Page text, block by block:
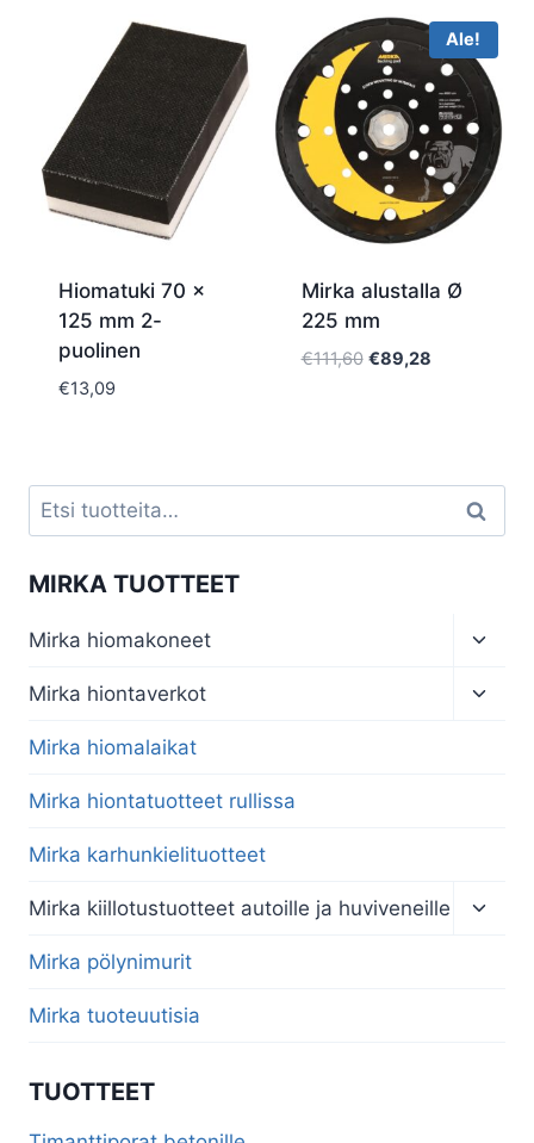
Hiomatuki 70 x
125 mm 2-
puolinen
€13,09
Ale!
Mirka alustalla Ø
225 mm
€111,60 Alkuperäinen
€89,28Nykyinen
Etsi: Haku
MIRKA TUOTTEET
Mirka hiomakoneet
menu
Mirka hiontaverkot
Mirka hiomalaikat
Mirka hiontatuotteet rullissa
Mirka karhunkielituotteet
Mirka kiillotustuotteet autoille ja huviveneille
Mirka pölynimurit
Mirka tuoteuutisia
TUOTTEET